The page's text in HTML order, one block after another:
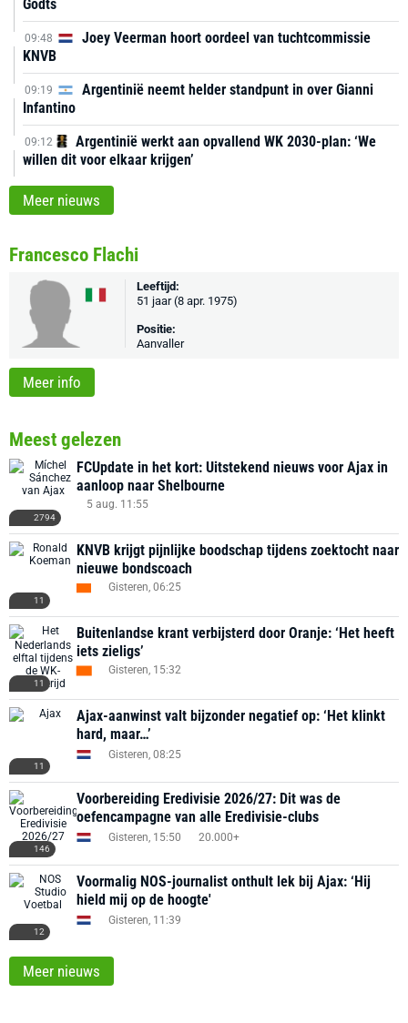
Godts
09:48
Joey Veerman hoort oordeel van tuchtcommissie
KNVB
09:19
Argentinië neemt helder standpunt in over Gianni
Infantino
09:12
Argentinië werkt aan opvallend WK 2030-plan: ‘We
willen dit voor elkaar krijgen’
Meer nieuws
Francesco Flachi
Leeftijd:
51 jaar (8 apr. 1975)
Positie:
Aanvaller
Meer info
Meest gelezen
2794
FCUpdate in het kort: Uitstekend nieuws voor Ajax in
aanloop naar Shelbourne
5 aug. 11:55
11
KNVB krijgt pijnlijke boodschap tijdens zoektocht naar
nieuwe bondscoach
Gisteren, 06:25
11
Buitenlandse krant verbijsterd door Oranje: ‘Het heeft
iets zieligs’
Gisteren, 15:32
11
Ajax-aanwinst valt bijzonder negatief op: ‘Het klinkt
hard, maar…’
Gisteren, 08:25
146
Voorbereiding Eredivisie 2026/27: Dit was de
oefencampagne van alle Eredivisie-clubs
Gisteren, 15:50 20.000+
12
Voormalig NOS-journalist onthult lek bij Ajax: ‘Hij
hield mij op de hoogte'
Gisteren, 11:39
Meer nieuws